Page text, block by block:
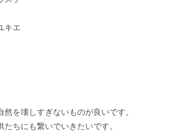
キエ
を壊しすぎないものが良いです。
ちにも繋いでいきたいです。